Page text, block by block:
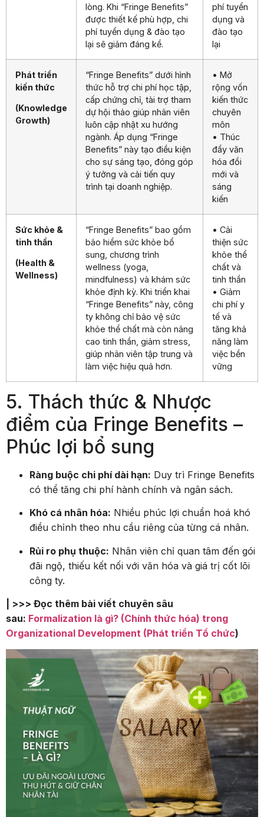
lòng. Khi “Fringe Benefits”
được thiết kế phù hợp, chi
phí tuyển dụng & đào tạo
lại sẽ giảm đáng kể.
phí tuyển
dụng và
đào tạo
lại
Phát triển
kiến thức
(Knowledge
Growth)
“Fringe Benefits” dưới hình
thức hỗ trợ chi phí học tập,
cấp chứng chỉ, tài trợ tham
dự hội thảo giúp nhân viên
luôn cập nhật xu hướng
ngành. Áp dụng “Fringe
Benefits” này tạo điều kiện
cho sự sáng tạo, đóng góp
ý tưởng và cải tiến quy
trình tại doanh nghiệp.
• Mở
rộng vốn
kiến thức
chuyên
môn
• Thúc
đẩy văn
hóa đổi
mới và
sáng
kiến
Sức khỏe &
tinh thần
(Health &
Wellness)
“Fringe Benefits” bao gồm
bảo hiểm sức khỏe bổ
sung, chương trình
wellness (yoga,
mindfulness) và khám sức
khỏe định kỳ. Khi triển khai
“Fringe Benefits” này, công
ty không chỉ bảo vệ sức
khỏe thể chất mà còn nâng
cao tinh thần, giảm stress,
giúp nhân viên tập trung và
làm việc hiệu quả hơn.
• Cải
thiện sức
khỏe thể
chất và
tinh thần
• Giảm
chi phí y
tế và
tăng khả
năng làm
việc bền
vững
5. Thách thức & Nhược
điểm của Fringe Benefits –
Phúc lợi bổ sung
Ràng buộc chi phí dài hạn: Duy trì Fringe Benefits
có thể tăng chi phí hành chính và ngân sách.
Khó cá nhân hóa: Nhiều phúc lợi chuẩn hoá khó
điều chỉnh theo nhu cầu riêng của từng cá nhân.
Rủi ro phụ thuộc: Nhân viên chỉ quan tâm đến gói
đãi ngộ, thiếu kết nối với văn hóa và giá trị cốt lõi
công ty.
| >>> Đọc thêm bài viết chuyên sâu
sau: Formalization là gì? (Chính thức hóa) trong
Organizational Development (Phát triển Tổ chức)